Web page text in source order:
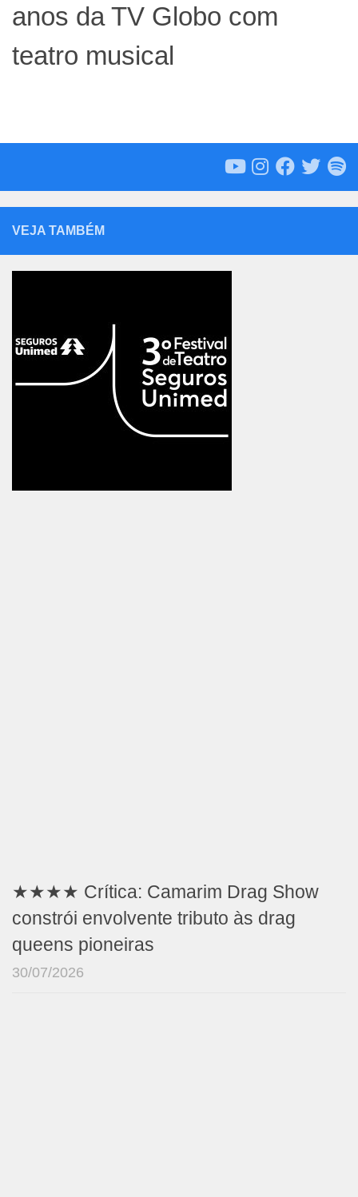
anos da TV Globo com
teatro musical
VEJA TAMBÉM
★★★★ Crítica: Camarim Drag Show
constrói envolvente tributo às drag
queens pioneiras
30/07/2026